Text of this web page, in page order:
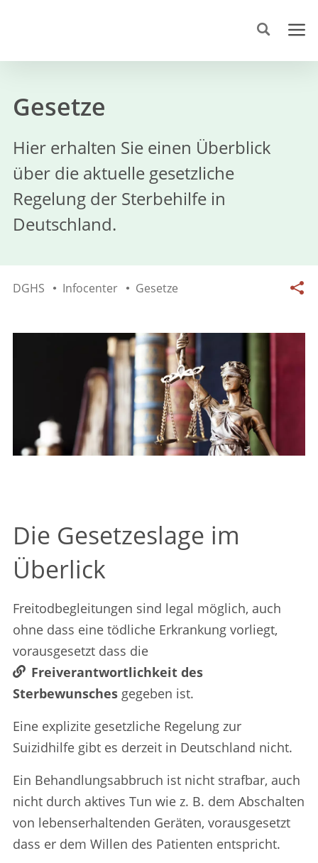
Gesetze
Hier erhalten Sie einen Überblick
über die aktuelle gesetzliche
Regelung der Sterbehilfe in
Deutschland.
DGHS Infocenter Gesetze
Die Gesetzeslage im
Überlick
Freitodbegleitungen sind legal möglich, auch
ohne dass eine tödliche Erkrankung vorliegt,
vorausgesetzt dass die
Freiverantwortlichkeit des
Sterbewunsches gegeben ist.
Eine explizite gesetzliche Regelung zur
Suizidhilfe gibt es derzeit in Deutschland nicht.
Ein Behandlungsabbruch ist nicht strafbar, auch
nicht durch aktives Tun wie z. B. dem Abschalten
von lebenserhaltenden Geräten, vorausgesetzt
dass er dem Willen des Patienten entspricht.